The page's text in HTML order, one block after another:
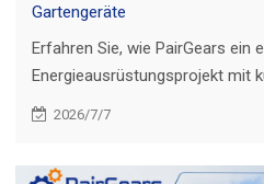
Gartengeräte
Erfahren Sie, wie PairGears ein
Energieausrüstungsprojekt mit
Zahnrädern, bearbeiteten
2026/7/7